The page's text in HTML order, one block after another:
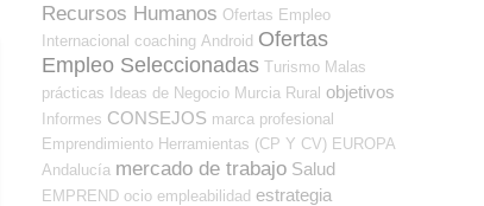
Recursos Humanos Ofertas Empleo
Internacional coaching Android Ofertas
Empleo Seleccionadas Turismo Malas
prácticas
Ideas de Negocio Murcia Rural objetivos
Informes CONSEJOS marca profesional
Emprendimiento Herramientas (CP Y CV) EUROPA
Andalucía mercado de trabajo Salud
EMPREND ocio empleabilidad estrategia